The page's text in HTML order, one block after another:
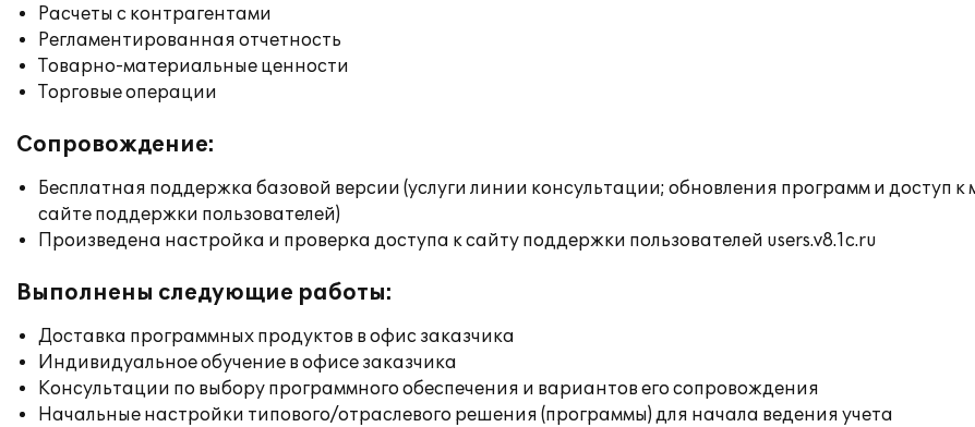
Расчеты с контрагентами
Регламентированная отчетность
Товарно-материальные ценности
Торговые операции
Сопровождение:
Бесплатная поддержка базовой версии (услуги линии консультации; обновления программ и доступ
сайте поддержки пользователей)
Произведена настройка и проверка доступа к сайту поддержки пользователей users.v8.1c.ru
Выполнены следующие работы:
Доставка программных продуктов в офис заказчика
Индивидуальное обучение в офисе заказчика
Консультации по выбору программного обеспечения и вариантов его сопровождения
Начальные настройки типового/отраслевого решения (программы) для начала ведения учета